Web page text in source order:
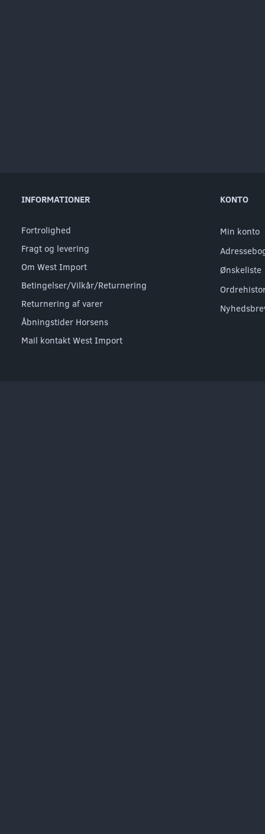
INFORMATIONER
Fortrolighed
Fragt og levering
Om West Import
Betingelser/Vilkår/Returnering
Returnering af varer
Åbningstider Horsens
Mail kontakt West Import
KONTO
Min konto
Ønskeliste